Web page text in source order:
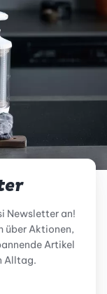
Newsletter an!
über Aktionen,
Artikel
Alltag.